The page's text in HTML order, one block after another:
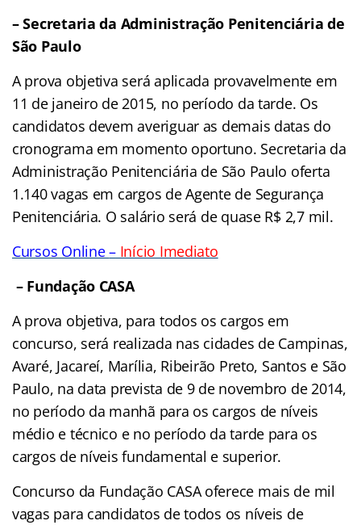
– Secretaria da Administração Penitenciária de
São Paulo
A prova objetiva será aplicada provavelmente em
11 de janeiro de 2015, no período da tarde. Os
candidatos devem averiguar as demais datas do
cronograma em momento oportuno. Secretaria da
Administração Penitenciária de São Paulo oferta
1.140 vagas em cargos de Agente de Segurança
Penitenciária. O salário será de quase R$ 2,7 mil.
Cursos Online–Início Imediato
– Fundação CASA
A prova objetiva, para todos os cargos em
concurso, será realizada nas cidades de Campinas,
Avaré, Jacareí, Marília, Ribeirão Preto, Santos e São
Paulo, na data prevista de 9 de novembro de 2014,
no período da manhã para os cargos de níveis
médio e técnico e no período da tarde para os
cargos de níveis fundamental e superior.
Concurso da Fundação CASA oferece mais de mil
vagas para candidatos de todos os níveis de